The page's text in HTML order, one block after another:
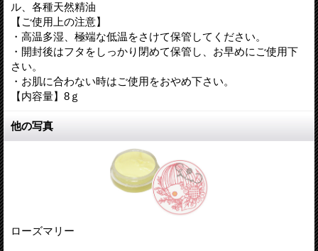
ル、各種天然精油
【ご使用上の注意】
・高温多湿、極端な低温をさけて保管してください。
・開封後はフタをしっかり閉めて保管し、お早めにご使用下
さい。
・お肌に合わない時はご使用をおやめ下さい。
【内容量】8ｇ
他の写真
ローズマリー